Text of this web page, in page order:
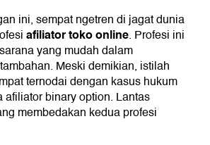
ini, sempat ngetren di jagat dunia
afiliator toko online. Profesi ini
yang mudah dalam
Meski demikian, istilah
ternodai dengan kasus hukum
afiliator binary option. Lantas
membedakan kedua profesi